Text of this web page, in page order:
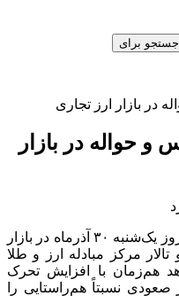
جستجو برای
در بازار ارز تجاری
حواله در بازار
به گزارش خبرنگار مهر، معاملات امروز یک‌شنبه ۳۰ آذرماه در بازار
مرکز مبادله ارز و طلا
هم‌زمان با افزایش تحرک
نسبتاً هم‌راستایی را